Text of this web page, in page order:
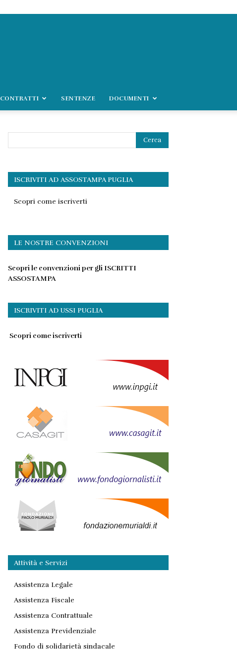
CONTRATTI SENTENZE DOCUMENTI
ISCRIVITI AD ASSOSTAMPA PUGLIA
Scopri come iscriverti
LE NOSTRE CONVENZIONI
Scopri le convenzioni per gli ISCRITTI
ASSOSTAMPA
ISCRIVITI AD USSI PUGLIA
Scopri come iscriverti
Attività e Servizi
Assistenza Legale
Assistenza Fiscale
Assistenza Contrattuale
Assistenza Previdenziale
Fondo di solidarietà sindacale